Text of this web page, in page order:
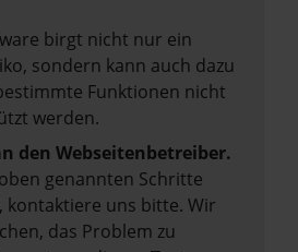
birgt nicht nur ein
sondern kann auch dazu
Funktionen nicht
werden.
den Webseitenbetreiber.
genannten Schritte
kontaktiere uns bitte. Wir
das Problem zu